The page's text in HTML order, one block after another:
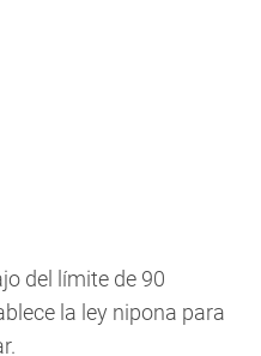
del límite de 90
la ley nipona para